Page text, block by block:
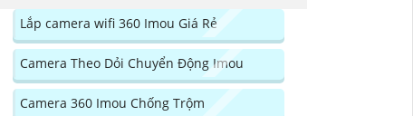
Lắp camera wifi 360 Imou Giá Rẻ
Camera Theo Dỏi Chuyển Động Imou
Camera 360 Imou Chống Trộm